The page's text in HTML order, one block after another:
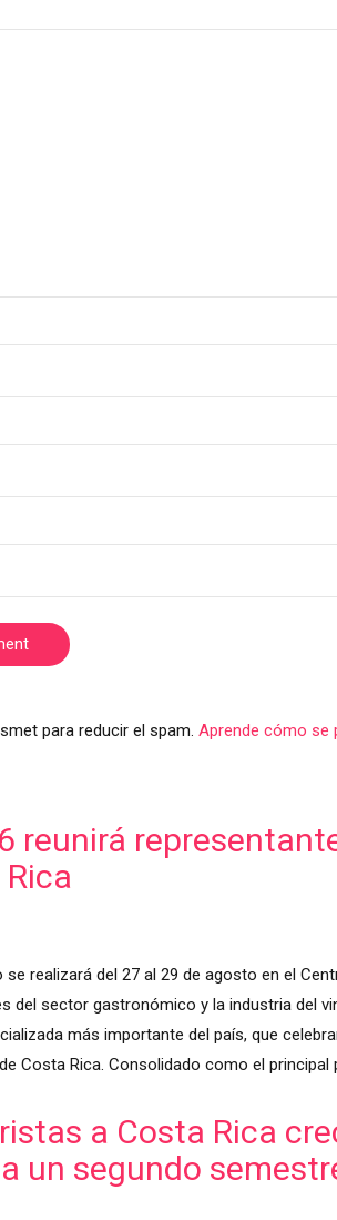
para reducir el spam. Aprende cómo se
reunirá
se realizará del 27 al 29 de agosto en el
del sector gastronómico y la industria del
más importante del país, que
Costa Rica. Consolidado como el
a Costa Rica
un segundo